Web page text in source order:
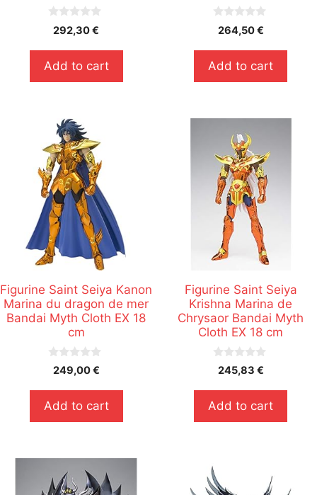
0
s
5
292,30€
Add to cart
0
s
5
264,50€
Add to cart
Figurine Saint Seiya Kanon
Marina du dragon de mer
Bandai Myth Cloth EX 18
cm
0
s
5
249,00€
Add to cart
Figurine Saint Seiya
Krishna Marina de
Chrysaor Bandai Myth
Cloth EX 18 cm
0
s
5
245,83 €
Add to cart